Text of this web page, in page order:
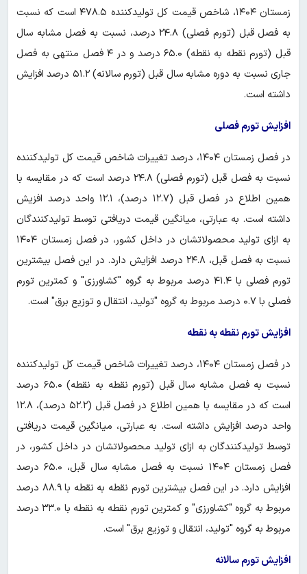
زمستان ۱۴۰۴، شاخص قیمت کل تولیدکننده ۴۷۸.۵ است که نسبت
به فصل قبل (تورم فصلی) ۲۴.۸ درصد، نسبت به فصل مشابه سال
قبل (تورم نقطه به نقطه) ۶۵.۰ درصد و در ۴ فصل منتهی به فصل
جاری نسبت به دوره مشابه سال قبل (تورم سالانه) ۵۱.۲ درصد افزایش
داشته است.
افزایش تورم فصلی
در فصل زمستان ۱۴۰۴، درصد تغییرات شاخص قیمت کل تولیدکننده
نسبت به فصل قبل (تورم فصلی) ۲۴.۸ درصد است که در مقایسه با
همین اطلاع در فصل قبل (۱۲.۷ درصد)، ۱۲.۱ واحد درصد افزیش
داشته است. به عبارتی، میانگین قیمت دریافتی توسط تولیدکنندگان
به ازای تولید محصولاتشان در داخل کشور، در فصل زمستان ۱۴۰۴
نسبت به فصل قبل، ۲۴.۸ درصد افزایش دارد. در این فصل بیشترین
تورم فصلی با ۴۱.۴ درصد مربوط به گروه "کشاورزی" و کمترین تورم
فصلی با ۰.۷ درصد مربوط به گروه "تولید، انتقال و توزیع برق" است.
افزایش تورم نقطه به نقطه
در فصل زمستان ۱۴۰۴، درصد تغییرات شاخص قیمت کل تولیدکننده
نسبت به فصل مشابه سال قبل (تورم نقطه به نقطه) ۶۵.۰ درصد
است که در مقایسه با همین اطلاع در فصل قبل (۵۲.۲ درصد)، ۱۲.۸
واحد درصد افزایش داشته است. به عبارتی، میانگین قیمت دریافتی
توسط تولیدکنندگان به ازای تولید محصولاتشان در داخل کشور، در
فصل زمستان ۱۴۰۴ نسبت به فصل مشابه سال قبل، ۶۵.۰ درصد
افزایش دارد. در این فصل بیشترین تورم نقطه به نقطه با ۸۸.۹ درصد
مربوط به گروه "کشاورزی" و کمترین تورم نقطه به نقطه با ۳۳.۰ درصد
مربوط به گروه "تولید، انتقال و توزیع برق" است.
افزایش تورم سالانه